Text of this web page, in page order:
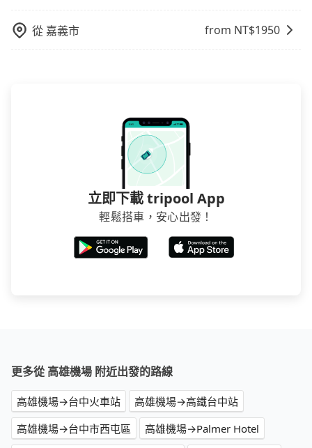
從 嘉義市 from NT$1950
立即下載 tripool App
輕鬆搭車，安心出發！
更多從 高雄機場 附近出發的路線
高雄機場→台中火車站
高雄機場→高鐵台中站
高雄機場→台中市西屯區
高雄機場→Palmer Hotel